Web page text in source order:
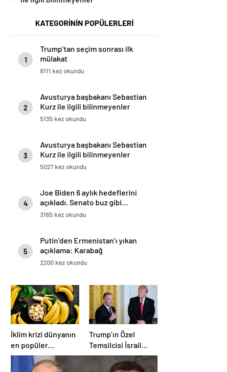
KATEGORİNİN POPÜLERLERİ
1
Trump’tan seçim sonrası ilk
mülakat
8111 kez okundu
2
Avusturya başbakanı Sebastian
Kurz ile ilgili bilinmeyenler
5135 kez okundu
3
Avusturya başbakanı Sebastian
Kurz ile ilgili bilinmeyenler
5027 kez okundu
4
Joe Biden 6 aylık hedeflerini
açıkladı. Senato buz gibi…
3165 kez okundu
5
Putin’den Ermenistan’ı yıkan
açıklama: Karabağ
Azerbaycan’ın ayrılmaz bir
2200 kez okundu
İklim krizi dünyanın
en popüler
meyvesini tehdit
ediyor: Yok olma
Trump’ın Özel
Temsilcisi İsrail
hükümetini
eleştirdi!